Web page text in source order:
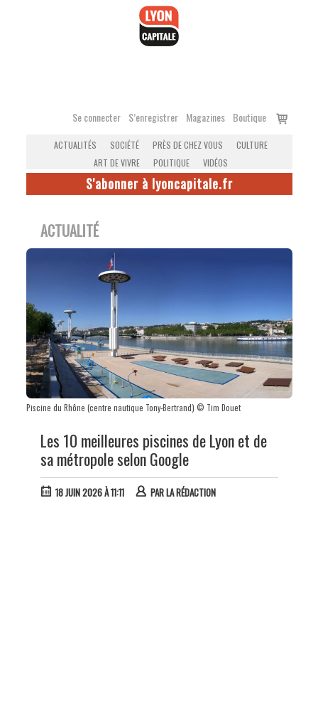
Se connecter S’enregistrer Magazines Boutique
Voir
ACTUALITÉS SOCIÉTÉ PRÈS DE CHEZ VOUS
CULTURE
ART DE VIVRE
POLITIQUE VIDÉOS
S'abonner à lyoncapitale.fr
ACTUALITÉ
Piscine du Rhône (centre nautique Tony-Bertrand) © Tim Douet
Les 10 meilleures piscines de Lyon et de
sa métropole selon Google
18 JUIN 2026 À 11:11 PARLA RÉDACTION